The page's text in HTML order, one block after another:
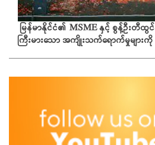
မြန်မာနိုင်ငံ၏ MSME နှင့် စွန့်ဦး
ကြီးမားသော အကျိုးသက်ရောက်မှုများကို